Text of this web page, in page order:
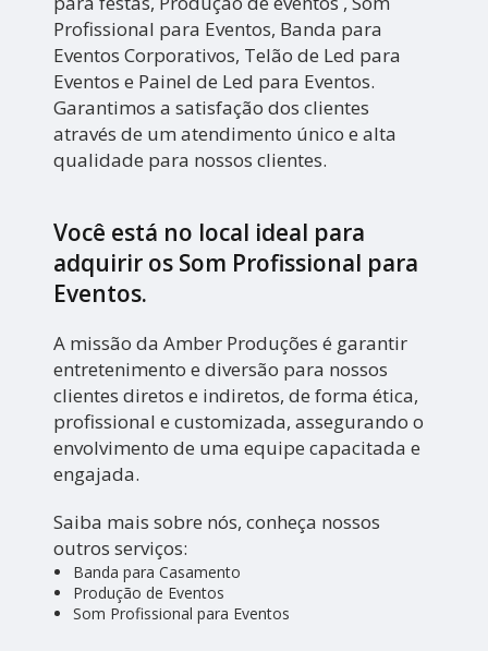
Profissional para Eventos, Banda para
Eventos Corporativos, Telão de Led para
Eventos e Painel de Led para Eventos.
Garantimos a satisfação dos clientes
através de um atendimento único e alta
qualidade para nossos clientes.
Você está no local ideal para
adquirir os Som Profissional para
Eventos.
A missão da Amber Produções é garantir
entretenimento e diversão para nossos
clientes diretos e indiretos, de forma ética,
profissional e customizada, assegurando o
envolvimento de uma equipe capacitada e
engajada.
Saiba mais sobre nós, conheça nossos
outros serviços:
Banda para Casamento
Produção de Eventos
Som Profissional para Eventos